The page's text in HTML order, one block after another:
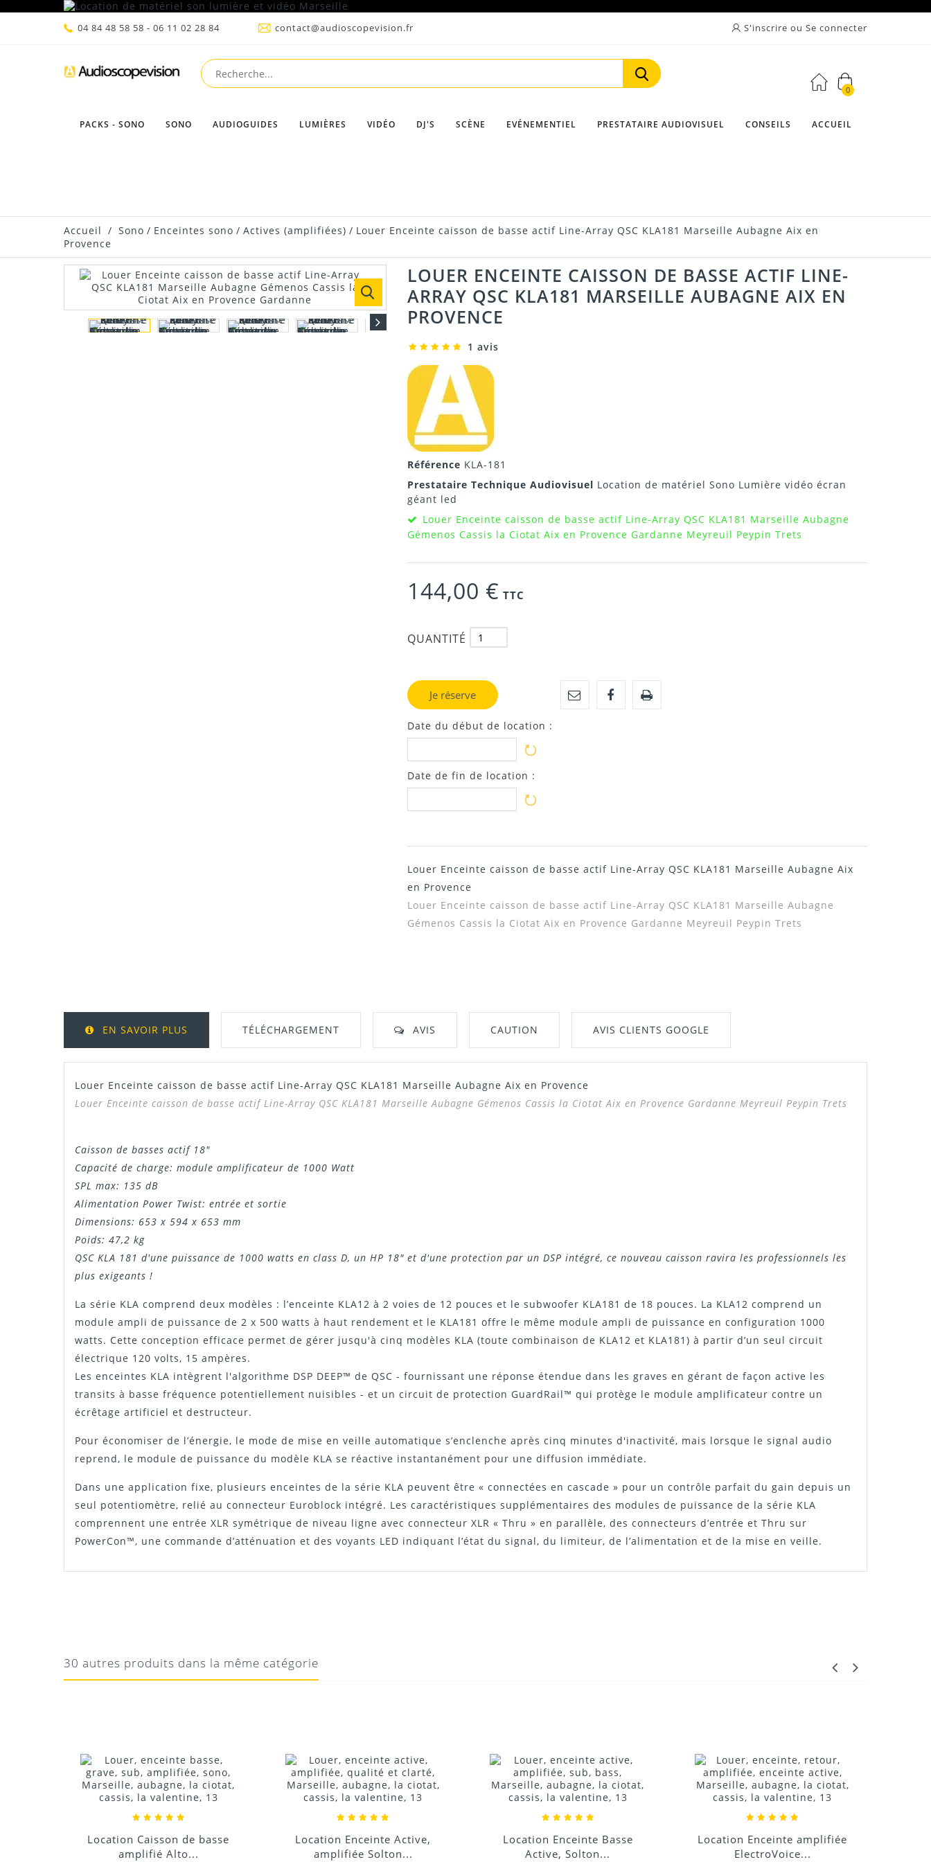
S'inscrire ou Se connecter
04 84 48 58 58 - 06 11 02 28 84 contact@audioscopevision.fr
0
PACKS - SONO SONO AUDIOGUIDES LUMIÈRES VIDÉO DJ'S SCÈNE EVÉNEMENTIEL PRESTATAIRE AUDIOVISUEL CONSEILS ACCUEIL
Accueil / Sono / Enceintes sono / Actives (amplifiées) / Louer Enceinte caisson de basse actif Line-Array QSC KLA181 Marseille Aubagne Aix en
Provence
LOUER ENCEINTE CAISSON DE BASSE ACTIF LINE-
ARRAY QSC KLA181 MARSEILLE AUBAGNE AIX EN
PROVENCE
1 avis
Référence KLA-181
Prestataire Technique Audiovisuel Location de matériel Sono Lumière vidéo écran
géant led
Louer Enceinte caisson de basse actif Line-Array QSC KLA181 Marseille Aubagne
Gémenos Cassis la Ciotat Aix en Provence Gardanne Meyreuil Peypin Trets
144,00 € TTC
QUANTITÉ
Je réserve
Date du début de location :
Date de fin de location :
Louer Enceinte caisson de basse actif Line-Array QSC KLA181 Marseille Aubagne Aix
en Provence
Louer Enceinte caisson de basse actif Line-Array QSC KLA181 Marseille Aubagne
Gémenos Cassis la Ciotat Aix en Provence Gardanne Meyreuil Peypin Trets
EN SAVOIR PLUS TÉLÉCHARGEMENT AVIS CAUTION AVIS CLIENTS GOOGLE
Louer Enceinte caisson de basse actif Line-Array QSC KLA181 Marseille Aubagne Aix en Provence
Louer Enceinte caisson de basse actif Line-Array QSC KLA181 Marseille Aubagne Gémenos Cassis la Ciotat Aix en Provence Gardanne Meyreuil Peypin Trets
Caisson de basses actif 18"
Capacité de charge: module amplificateur de 1000 Watt
SPL max: 135 dB
Alimentation Power Twist: entrée et sortie
Dimensions: 653 x 594 x 653 mm
Poids: 47,2 kg
QSC KLA 181 d'une puissance de 1000 watts en class D, un HP 18" et d'une protection par un DSP intégré, ce nouveau caisson ravira les professionnels les
plus exigeants !
La série KLA comprend deux modèles : l’enceinte KLA12 à 2 voies de 12 pouces et le subwoofer KLA181 de 18 pouces. La KLA12 comprend un
module ampli de puissance de 2 x 500 watts à haut rendement et le KLA181 offre le même module ampli de puissance en configuration 1000
watts. Cette conception efficace permet de gérer jusqu'à cinq modèles KLA (toute combinaison de KLA12 et KLA181) à partir d’un seul circuit
électrique 120 volts, 15 ampères.
Les enceintes KLA intègrent l'algorithme DSP DEEP™ de QSC - fournissant une réponse étendue dans les graves en gérant de façon active les
transits à basse fréquence potentiellement nuisibles - et un circuit de protection GuardRail™ qui protège le module amplificateur contre un
écrêtage artificiel et destructeur.
Pour économiser de l’énergie, le mode de mise en veille automatique s’enclenche après cinq minutes d'inactivité, mais lorsque le signal audio
reprend, le module de puissance du modèle KLA se réactive instantanément pour une diffusion immédiate.
Dans une application fixe, plusieurs enceintes de la série KLA peuvent être « connectées en cascade » pour un contrôle parfait du gain depuis un
seul potentiomètre, relié au connecteur Euroblock intégré. Les caractéristiques supplémentaires des modules de puissance de la série KLA
comprennent une entrée XLR symétrique de niveau ligne avec connecteur XLR « Thru » en parallèle, des connecteurs d’entrée et Thru sur
PowerCon™, une commande d’atténuation et des voyants LED indiquant l’état du signal, du limiteur, de l’alimentation et de la mise en veille.
30 autres produits dans la même catégorie
Location Caisson de basse
amplifié Alto...
Location Enceinte Active,
amplifiée Solton...
Location Enceinte Basse
Active, Solton...
Location Enceinte amplifiée
ElectroVoice...